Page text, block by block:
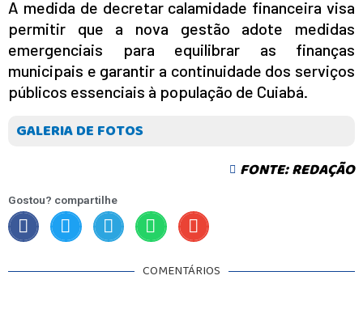
A medida de decretar calamidade financeira visa
permitir que a nova gestão adote medidas
emergenciais para equilibrar as finanças
municipais e garantir a continuidade dos serviços
públicos essenciais à população de Cuiabá.
GALERIA DE FOTOS
FONTE: REDAÇÃO
Gostou? compartilhe
COMENTÁRIOS